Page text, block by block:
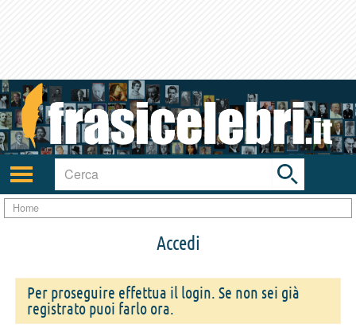
Attiva/disattiva
navigazione
Toggle
search
bar
Home
Accedi
Per proseguire effettua il login. Se non sei già
registrato puoi farlo ora.